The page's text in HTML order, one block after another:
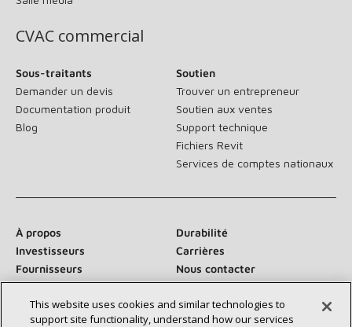
CVAC commercial
Sous-traitants
Demander un devis
Documentation produit
Blog
Soutien
Trouver un entrepreneur
Soutien aux ventes
Support technique
Fichiers Revit
Services de comptes nationaux
À propos
Durabilité
Investisseurs
Carrières
Fournisseurs
Nous contacter
Salle de presse
This website uses cookies and similar technologies to
support site functionality, understand how our services